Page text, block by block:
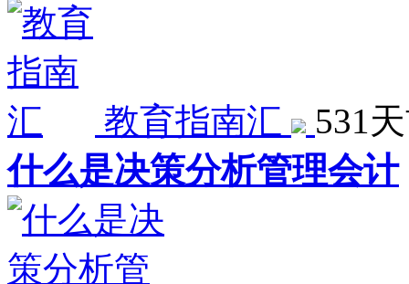
教育指南汇
531
什么是决策分析管理会计